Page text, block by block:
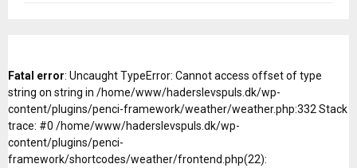
Fatal error: Uncaught TypeError: Cannot access offset of type
string on string in /home/www/haderslevspuls.dk/wp-
content/plugins/penci-framework/weather/weather.php:332 Stack
trace: #0 /home/www/haderslevspuls.dk/wp-
content/plugins/penci-
framework/shortcodes/weather/frontend.php(22):